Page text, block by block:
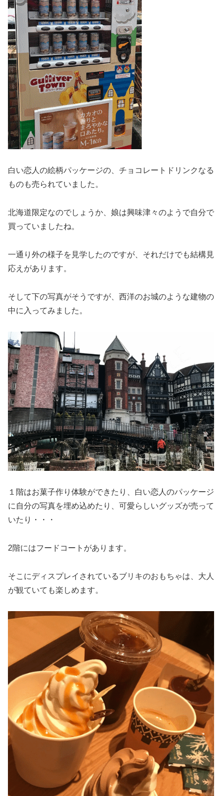
白い恋人の絵柄パッケージの、チョコレートドリンクなる
ものも売られていました。
北海道限定なのでしょうか、娘は興味津々のようで自分で
買っていましたね。
一通り外の様子を見学したのですが、それだけでも結構見
応えがあります。
そして下の写真がそうですが、西洋のお城のような建物の
中に入ってみました。
１階はお菓子作り体験ができたり、白い恋人のパッケージ
に自分の写真を埋め込めたり、可愛らしいグッズが売って
いたり・・・
2階にはフードコートがあります。
そこにディスプレイされているブリキのおもちゃは、大人
が観ていても楽しめます。